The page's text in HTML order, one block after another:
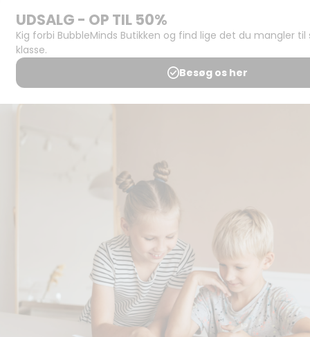
Support og
juridisk:
Spørgsmål og
svar
Medlemsbetingelser
Handels- og
BubbleMinds eller dele deraf
undervisningsinstitutionens
aftale med Tekst & Node.
Kopiering, der går ud over
begrænsningsreglerne i
aftalen med Tekst & Node,
kan alene finde sted efter